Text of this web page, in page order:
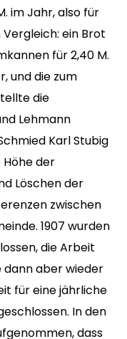
im Jahr, also für
ein Brot
für 2,40 M.
und die zum
die
Lehmann
Karl Stubig
Höhe der
Löschen der
zwischen
1907 wurden
die Arbeit
dann aber wieder
für eine jährliche
In den
dass